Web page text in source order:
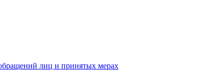
лиц и принятых мерах